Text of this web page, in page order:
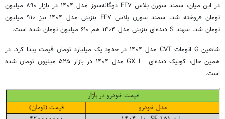
در این میان، سمند سورن پلاس EF۷ دوگانه‌سوز مدل ۱۴۰۴ در بازار ۸۹۰ میلیون
تومان فروخته شد. سمند سورن پلاس EF۷ بنزینی مدل ۱۴۰۴ نیز ۹۱۰ میلیون
تومان شد. سهند S دنده‌ای بنزینی مدل ۱۴۰۴ هم ۶۱۰ میلیون تومان شده است.
شاهین G اتومات CVT مدل ۱۴۰۴ در حدود یک میلیارد تومان قیمت پیدا کرد. در
همین حال، کوییک دنده‌ای GX L مدل ۱۴۰۴ در بازار ۵۲۵ میلیون تومان شده
است.